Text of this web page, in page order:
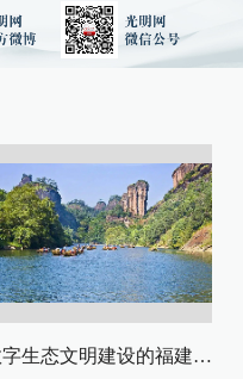
数字生态文明建设的福建路径与启示